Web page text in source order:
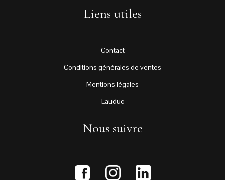
Liens utiles
Contact
Conditions générales de ventes
Mentions légales
Lauduc
Nous suivre